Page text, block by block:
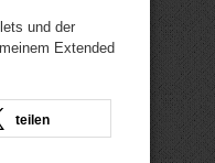
und der
Extended
teilen